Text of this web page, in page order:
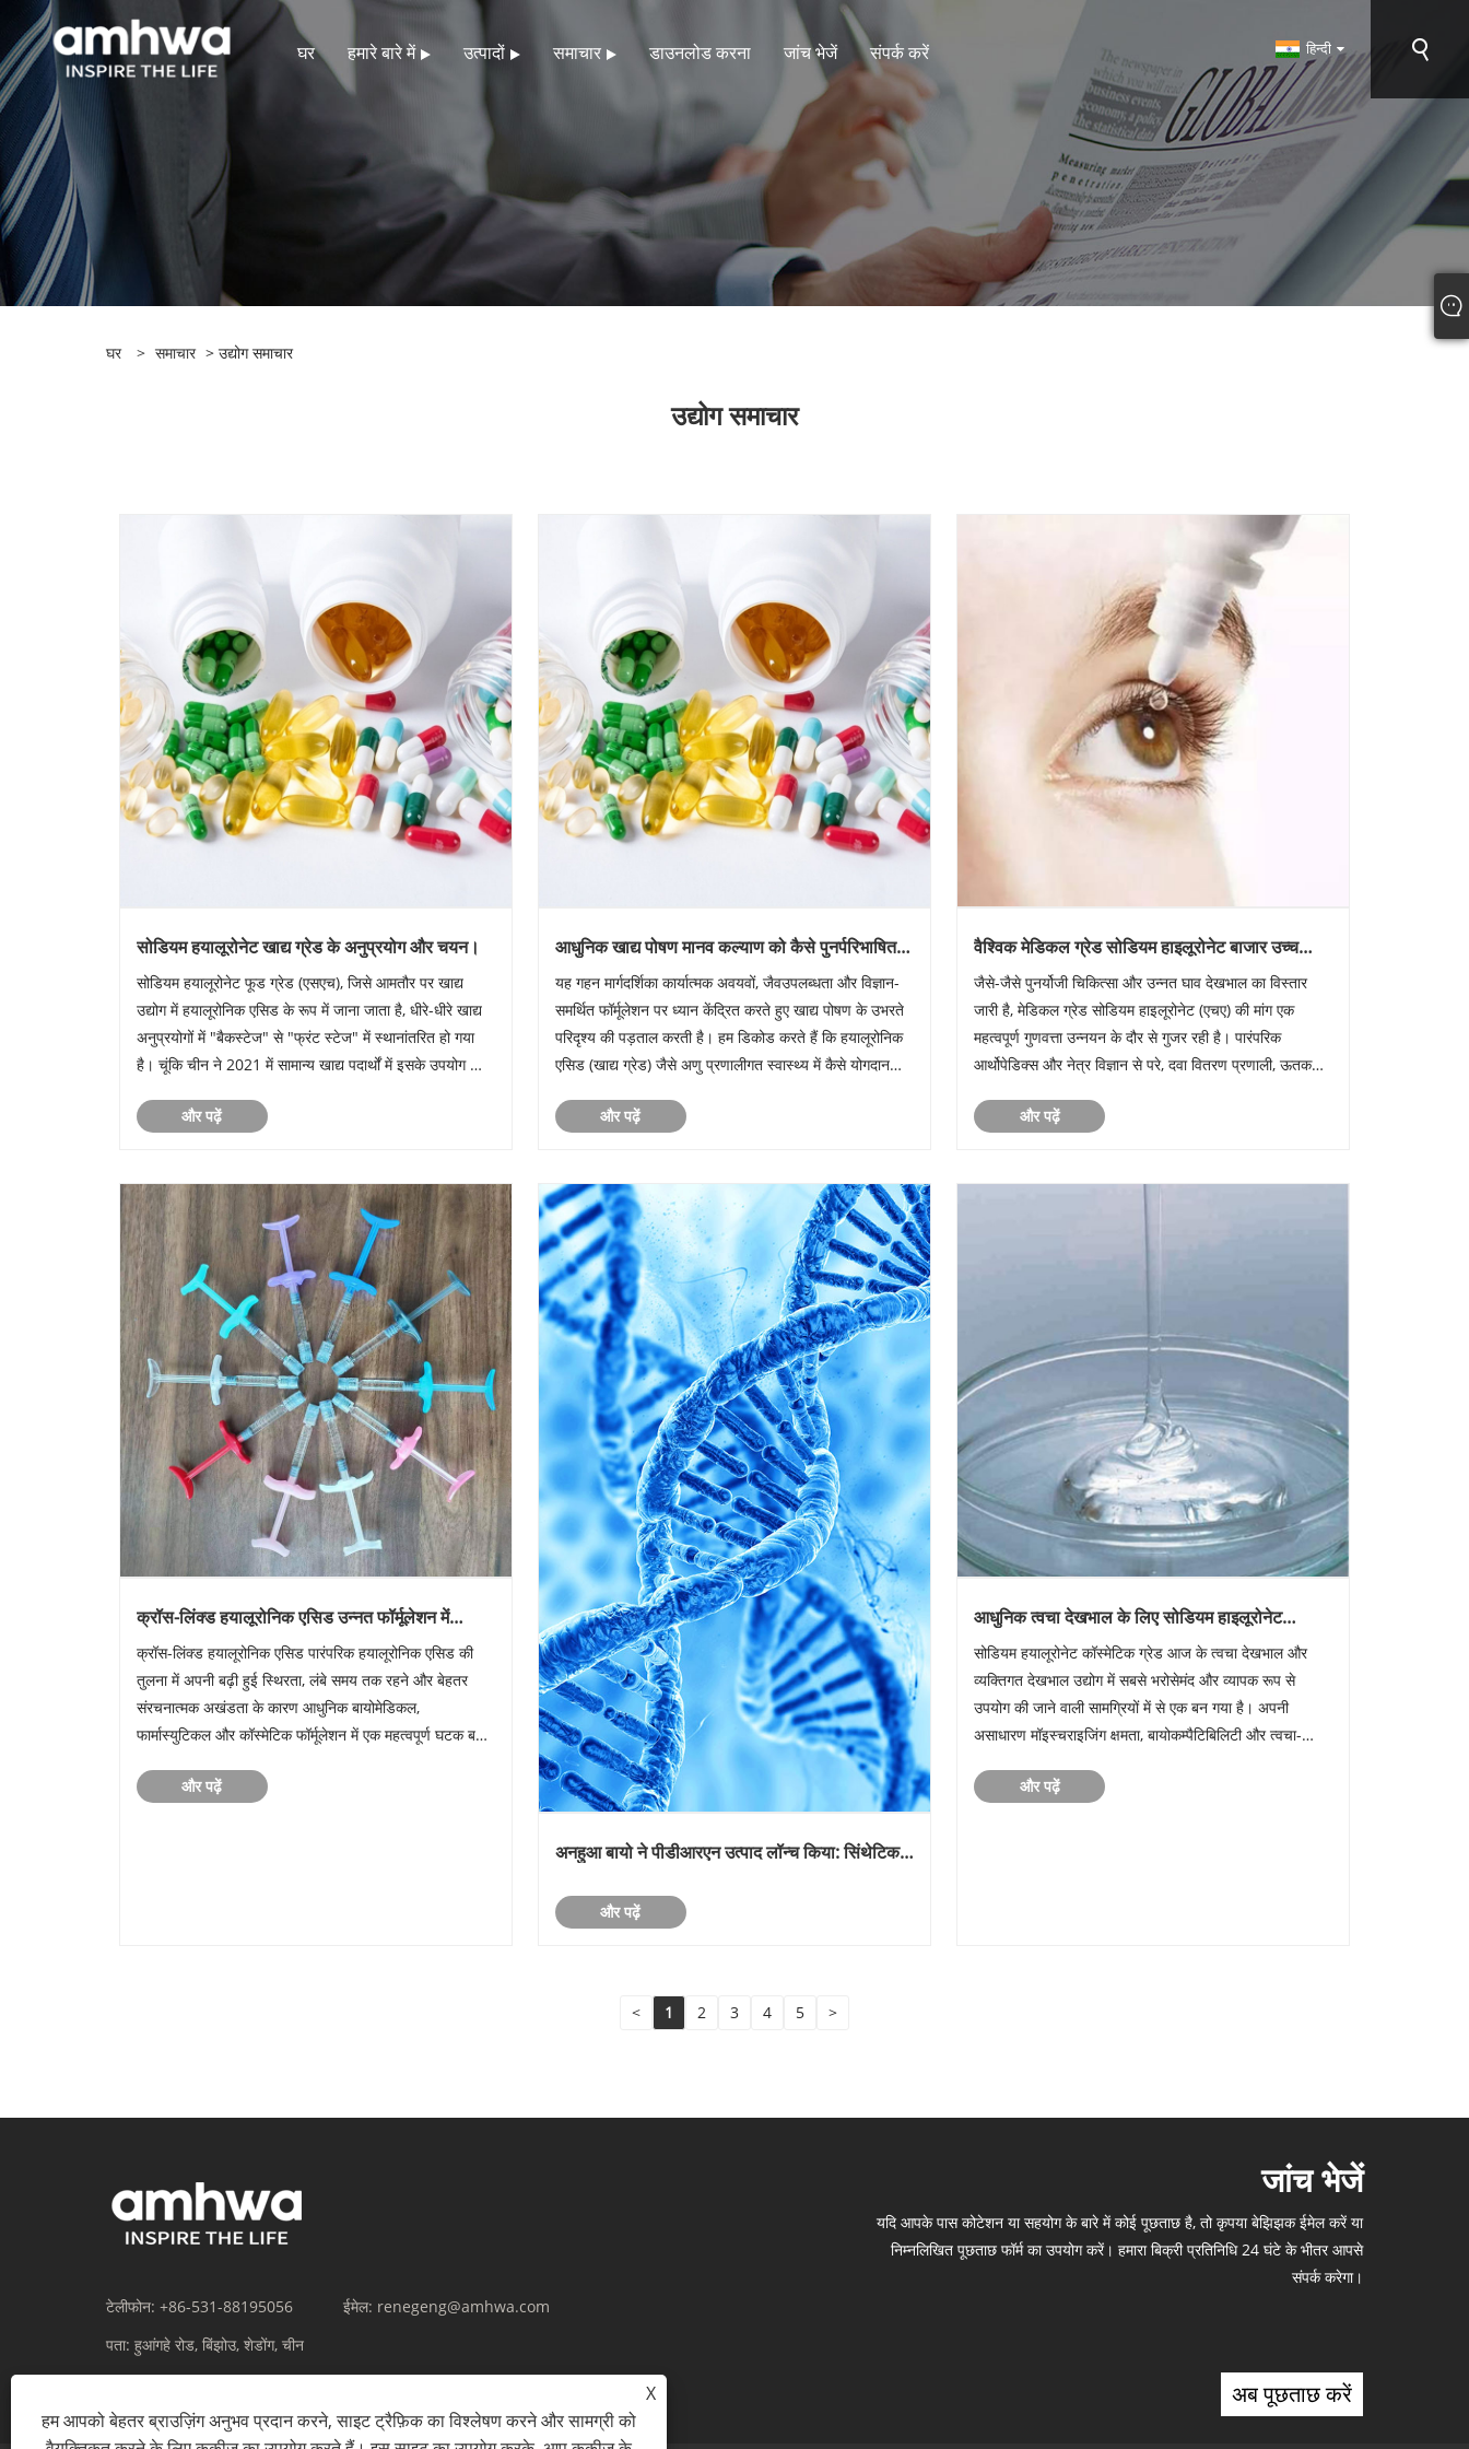
घर हमारे बारे में उत्पादों समाचार डाउनलोड करना जांच भेजें संपर्क करें हिन्दी
घर > समाचार > उद्योग समाचार
उद्योग समाचार
सोडियम हयालूरोनेट खाद्य ग्रेड के अनुप्रयोग और चयन।
सोडियम हयालूरोनेट फूड ग्रेड (एसएच), जिसे आमतौर पर खाद्य
उद्योग में हयालूरोनिक एसिड के रूप में जाना जाता है, धीरे-धीरे खाद्य
अनुप्रयोगों में "बैकस्टेज" से "फ्रंट स्टेज" में स्थानांतरित हो गया
है। चूंकि चीन ने 2021 में सामान्य खाद्य पदार्थों में इसके उपयोग को
और पढ़ें
आधुनिक खाद्य पोषण मानव कल्याण को कैसे पुनर्परिभाषित
यह गहन मार्गदर्शिका कार्यात्मक अवयवों, जैवउपलब्धता और विज्ञान-
समर्थित फॉर्मूलेशन पर ध्यान केंद्रित करते हुए खाद्य पोषण के उभरते
परिदृश्य की पड़ताल करती है। हम डिकोड करते हैं कि हयालूरोनिक
एसिड (खाद्य ग्रेड) जैसे अणु प्रणालीगत स्वास्थ्य में कैसे योगदान
और पढ़ें
वैश्विक मेडिकल ग्रेड सोडियम हाइलूरोनेट बाजार उच्च
शुद्धता, कम एंडोटॉक्सिन मानकों की ओर बढ़ रहा है
जैसे-जैसे पुनर्योजी चिकित्सा और उन्नत घाव देखभाल का विस्तार
जारी है, मेडिकल ग्रेड सोडियम हाइलूरोनेट (एचए) की मांग एक
महत्वपूर्ण गुणवत्ता उन्नयन के दौर से गुजर रही है। पारंपरिक
आर्थोपेडिक्स और नेत्र विज्ञान से परे, दवा वितरण प्रणाली, ऊतक
......
और पढ़ें
क्रॉस-लिंक्ड हयालूरोनिक एसिड उन्नत फॉर्मूलेशन में
स्थिरता और प्रदर्शन में कैसे सुधार करता है?
क्रॉस-लिंक्ड हयालूरोनिक एसिड पारंपरिक हयालूरोनिक एसिड की
तुलना में अपनी बढ़ी हुई स्थिरता, लंबे समय तक रहने और बेहतर
संरचनात्मक अखंडता के कारण आधुनिक बायोमेडिकल,
फार्मास्युटिकल और कॉस्मेटिक फॉर्मूलेशन में एक महत्वपूर्ण घटक बन
करते समय तेजी से गिर......
और पढ़ें
अनहुआ बायो ने पीडीआरएन उत्पाद लॉन्च किया: सिंथेटिक
आपूर्ति श्रृंखला का पुनर्निर्माण
और पढ़ें
आधुनिक त्वचा देखभाल के लिए सोडियम हाइलूरोनेट
कॉस्मेटिक ग्रेड क्यों आवश्यक है?
सोडियम हयालूरोनेट कॉस्मेटिक ग्रेड आज के त्वचा देखभाल और
व्यक्तिगत देखभाल उद्योग में सबसे भरोसेमंद और व्यापक रूप से
उपयोग की जाने वाली सामग्रियों में से एक बन गया है। अपनी
असाधारण मॉइस्चराइजिंग क्षमता, बायोकम्पैटिबिलिटी और त्वचा-
क्रीम से लेक......
और पढ़ें
< 1 2 3 4 5 >
टेलीफोन: +86-531-88195056 ईमेल: renegeng@amhwa.com
पता: हुआंगहे रोड, बिंझोउ, शेडोंग, चीन
जांच भेजें
यदि आपके पास कोटेशन या सहयोग के बारे में कोई पूछताछ है, तो कृपया बेझिझक ईमेल करें या
निम्नलिखित पूछताछ फॉर्म का उपयोग करें। हमारा बिक्री प्रतिनिधि 24 घंटे के भीतर आपसे
संपर्क करेगा।
अब पूछताछ करें
X
हम आपको बेहतर ब्राउज़िंग अनुभव प्रदान करने, साइट ट्रैफ़िक का विश्लेषण करने और सामग्री को